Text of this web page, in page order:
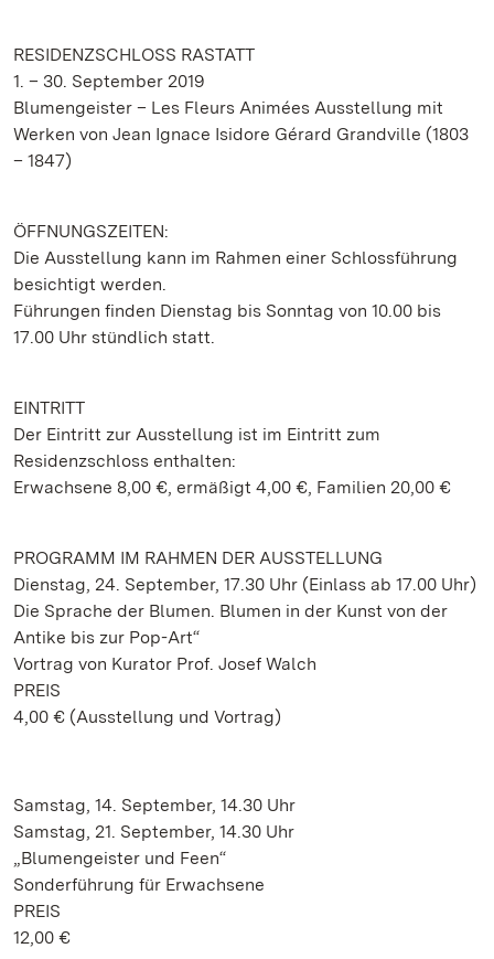
RESIDENZSCHLOSS RASTATT
1. – 30. September 2019
Blumengeister – Les Fleurs Animées Ausstellung mit
Werken von Jean Ignace Isidore Gérard Grandville (1803
– 1847)
ÖFFNUNGSZEITEN:
Die Ausstellung kann im Rahmen einer Schlossführung
besichtigt werden.
Führungen finden Dienstag bis Sonntag von 10.00 bis
17.00 Uhr stündlich statt.
EINTRITT
Der Eintritt zur Ausstellung ist im Eintritt zum
Residenzschloss enthalten:
Erwachsene 8,00 €, ermäßigt 4,00 €, Familien 20,00 €
PROGRAMM IM RAHMEN DER AUSSTELLUNG
Dienstag, 24. September, 17.30 Uhr (Einlass ab 17.00 Uhr)
Die Sprache der Blumen. Blumen in der Kunst von der
Antike bis zur Pop-Art“
Vortrag von Kurator Prof. Josef Walch
PREIS
4,00 € (Ausstellung und Vortrag)
Samstag, 14. September, 14.30 Uhr
Samstag, 21. September, 14.30 Uhr
„Blumengeister und Feen“
Sonderführung für Erwachsene
PREIS
12,00 €